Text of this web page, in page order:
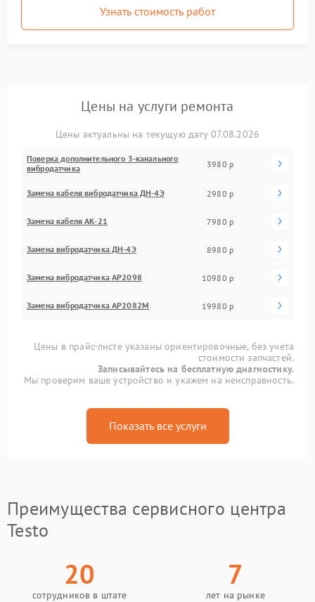
Узнать стоимость работ
Цены на услуги ремонта
Цены актуальны на текущую дату 07.08.2026
Поверка дополнительного 3-канального
вибродатчика
3980 р
Замена кабеля вибродатчика ДН-4Э 2980 р
Замена кабеля АК-21 7980 р
Замена вибродатчика ДН-4Э 8980 р
Замена вибродатчика АР2098 10980 р
Замена вибродатчика АР2082М 19980 р
Цены в прайс-листе указаны ориентировочные, без учета
стоимости запчастей.
Записывайтесь на бесплатную диагностику.
Мы проверим ваше устройство и укажем на неисправность.
Показать все услуги
Преимущества сервисного центра
Testo
20
сотрудников в штате
7
лет на рынке